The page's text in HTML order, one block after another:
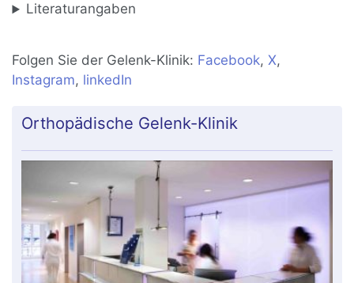
Literaturangaben
Folgen Sie der Gelenk-Klinik: Facebook,X,
Instagram, linkedIn
Orthopädische Gelenk-Klinik